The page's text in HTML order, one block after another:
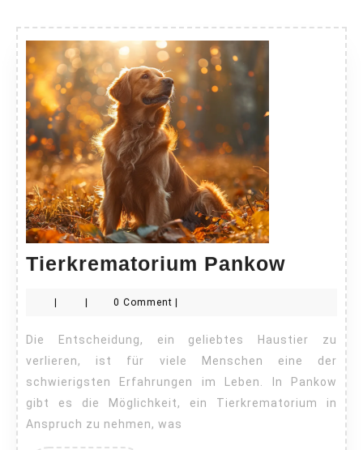
Tierkrematorium Pankow
0 Comment
Die Entscheidung, ein geliebtes Haustier zu
verlieren, ist für viele Menschen eine der
schwierigsten Erfahrungen im Leben. In Pankow
gibt es die Möglichkeit, ein Tierkrematorium in
Anspruch zu nehmen, was